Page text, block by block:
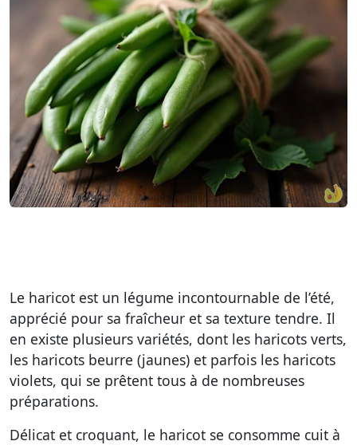
Le haricot est un légume incontournable de l’été,
apprécié pour sa fraîcheur et sa texture tendre. Il
en existe plusieurs variétés, dont les haricots verts,
les haricots beurre (jaunes) et parfois les haricots
violets, qui se prêtent tous à de nombreuses
préparations.
Délicat et croquant, le haricot se consomme cuit à